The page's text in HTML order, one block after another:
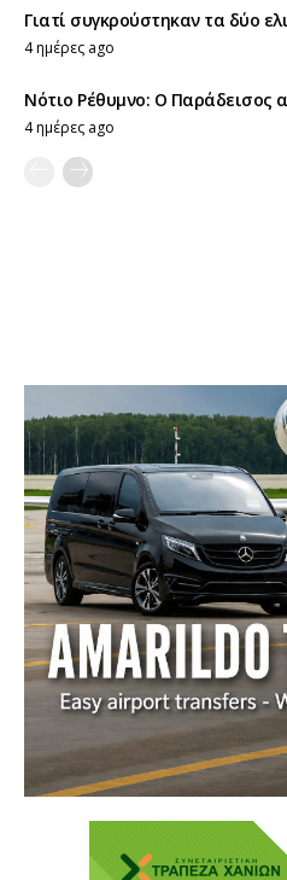
Γιατί συγκρούστηκαν τα δύο
4 ημέρες ago
Νότιο Ρέθυμνο: Ο Παράδεισος
4 ημέρες ago